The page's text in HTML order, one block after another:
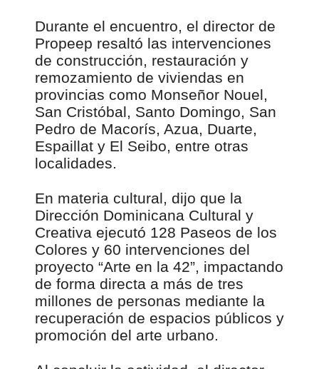
Durante el encuentro, el director de
Propeep resaltó las intervenciones
de construcción, restauración y
remozamiento de viviendas en
provincias como Monseñor Nouel,
San Cristóbal, Santo Domingo, San
Pedro de Macorís, Azua, Duarte,
Espaillat y El Seibo, entre otras
localidades.
En materia cultural, dijo que la
Dirección Dominicana Cultural y
Creativa ejecutó 128 Paseos de los
Colores y 60 intervenciones del
proyecto “Arte en la 42”, impactando
de forma directa a más de tres
millones de personas mediante la
recuperación de espacios públicos y
promoción del arte urbano.